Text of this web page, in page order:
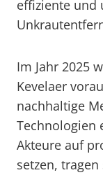
effiziente und
Im Jahr 2025
Kevelaer
nachhaltige
Technologien
Akteure auf
setzen,